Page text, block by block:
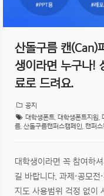
산돌구름 캔(Can)
생이라면 누구나!
료로 드려요.
공지
대학생폰트
대학생폰트지원
름 산돌구름캔퍼스캠페인 캔퍼스
대학생이라면 꼭 참여하
길 바랍니다. 과제·공모
지도 사용범위 걱정 없이